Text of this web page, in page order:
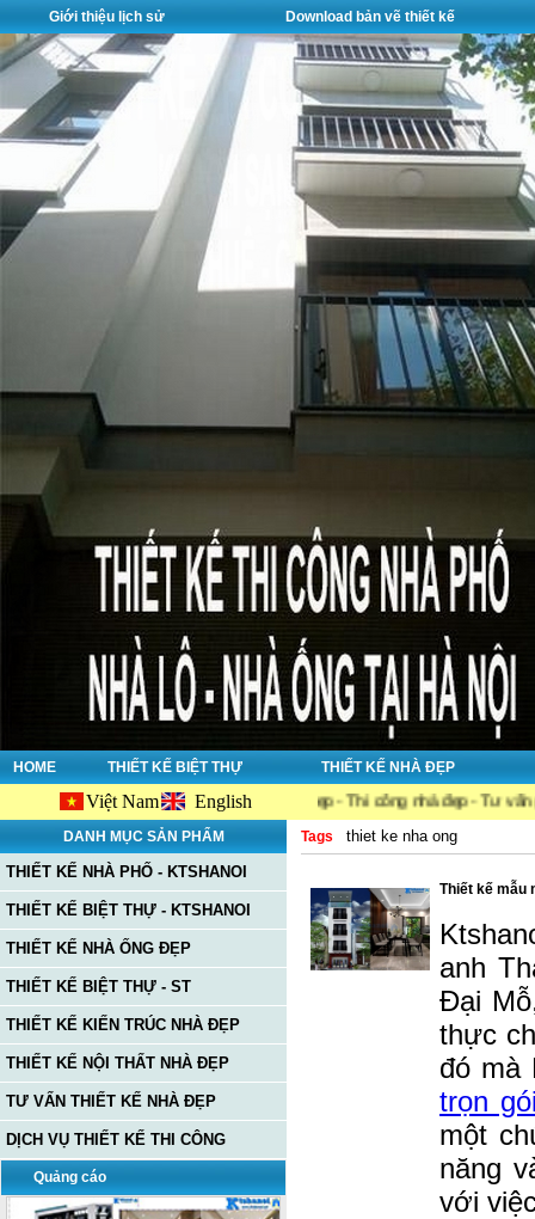
Giới thiệu lịch sử Download bản vẽ thiết kế
HOME THIẾT KẾ BIỆT THỰ THIẾT KẾ NHÀ ĐẸP
Việt Nam English
ty chuyên về : Thiết kế nhà đẹp - Thi công nhà đẹp - Tư vấn giám
DANH MỤC SẢN PHẨM
THIẾT KẾ NHÀ PHỐ - KTSHANOI
THIẾT KẾ BIỆT THỰ - KTSHANOI
THIẾT KẾ NHÀ ỐNG ĐẸP
THIẾT KẾ BIỆT THỰ - ST
THIẾT KẾ KIẾN TRÚC NHÀ ĐẸP
THIẾT KẾ NỘI THẤT NHÀ ĐẸP
TƯ VẤN THIẾT KẾ NHÀ ĐẸP
DỊCH VỤ THIẾT KẾ THI CÔNG
Quảng cáo
Tags thiet ke nha ong
Thiết kế mẫu
anh
Đại
thực
đó mà
trọn
một
năng
với